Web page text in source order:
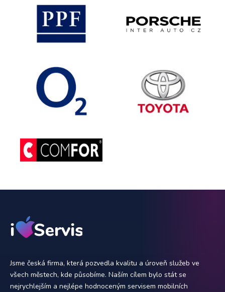
Jsme česká firma, která pozvedla kvalitu a úroveň služeb ve
všech městech, kde působíme. Naším cílem bylo stát se
nejrychlejším a nejlépe hodnoceným servisem mobilních